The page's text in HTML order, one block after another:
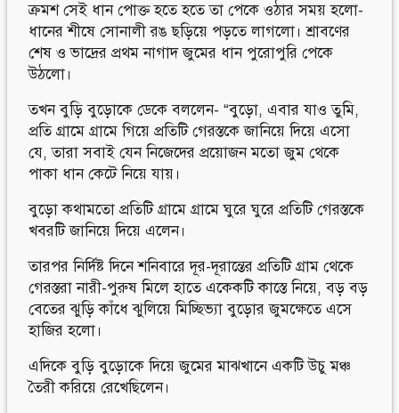
ক্রমশ সেই ধান পোক্ত হতে হতে তা পেকে ওঠার সময় হলো-
ধানের শীষে সোনালী রঙ ছড়িয়ে পড়তে লাগলো। শ্রাবণের
শেষ ও ভাদ্রের প্রথম নাগাদ জুমের ধান পুরোপুরি পেকে
উঠলো।
তখন বুড়ি বুড়োকে ডেকে বললেন- “বুড়ো, এবার যাও তুমি,
প্রতি গ্রামে গ্রামে গিয়ে প্রতিটি গেরস্তকে জানিয়ে দিয়ে এসো
যে, তারা সবাই যেন নিজেদের প্রয়োজন মতো জুম থেকে
পাকা ধান কেটে নিয়ে যায়।
বুড়ো কথামতো প্রতিটি গ্রামে গ্রামে ঘুরে ঘুরে প্রতিটি গেরস্তকে
খবরটি জানিয়ে দিয়ে এলেন।
তারপর নির্দিষ্ট দিনে শনিবারে দূর-দূরান্তের প্রতিটি গ্রাম থেকে
গেরস্তরা নারী-পুরুষ মিলে হাতে একেকটি কাস্তে নিয়ে, বড় বড়
বেতের ঝুড়ি কাঁধে ঝুলিয়ে মিচ্ছিভ্যা বুড়োর জুমক্ষেতে এসে
হাজির হলো।
এদিকে বুড়ি বুড়োকে দিয়ে জুমের মাঝখানে একটি উচু মঞ্চ
তৈরী করিয়ে রেখেছিলেন।